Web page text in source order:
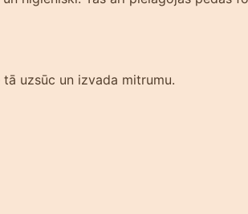
uzsūc un izvada mitrumu.